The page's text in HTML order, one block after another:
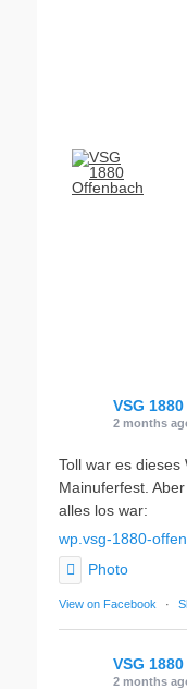
VSG
2 months
Toll war es dieses
Mainuferfest.
alles los war:
wp.vsg-1880-
Photo
View on Facebook ·
VSG
2 months